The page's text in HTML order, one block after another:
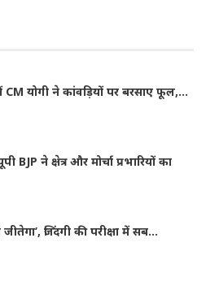
योगी ने कांवड़ियों पर बरसाए फूल,…
BJP ने क्षेत्र और मोर्चा प्रभारियों का
जिंदगी की परीक्षा में सब…